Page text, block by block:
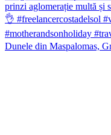
Dunele din Maspalomas,